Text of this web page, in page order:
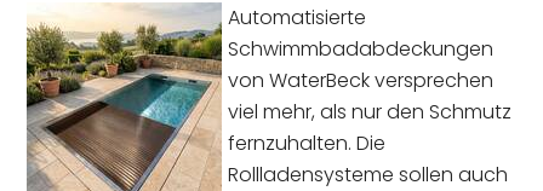
Automatisierte
Schwimmbadabdeckungen
von WaterBeck versprechen
viel mehr, als nur den Schmutz
fernzuhalten. Die
Rollladensysteme sollen auch